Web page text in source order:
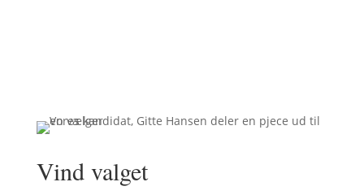
Vind valget